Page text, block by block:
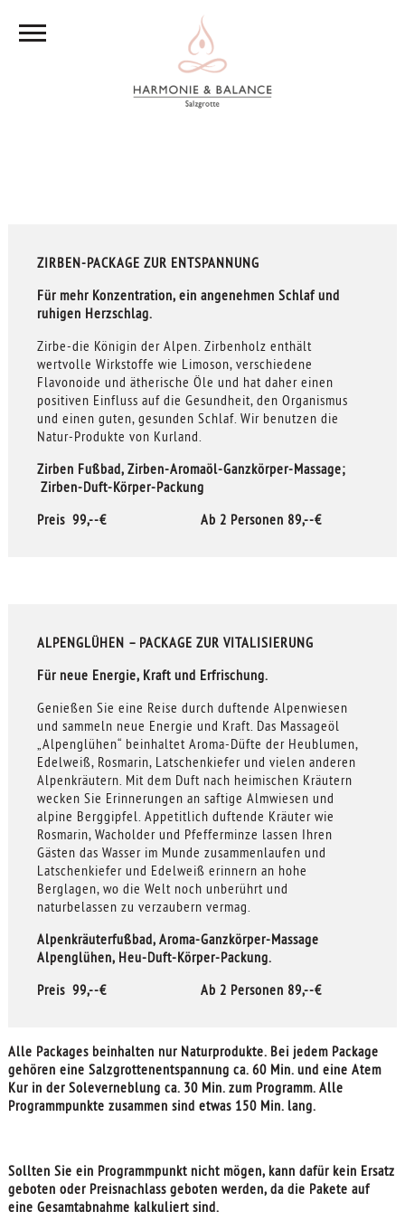
ZIRBEN-PACKAGE ZUR ENTSPANNUNG
Für mehr Konzentration, ein angenehmen Schlaf und
ruhigen Herzschlag.
Zirbe-die Königin der Alpen. Zirbenholz enthält
wertvolle Wirkstoffe wie Limoson, verschiedene
Flavonoide und ätherische Öle und hat daher einen
positiven Einfluss auf die Gesundheit, den Organismus
und einen guten, gesunden Schlaf. Wir benutzen die
Natur-Produkte von Kurland.
Zirben Fußbad, Zirben-Aromaöl-Ganzkörper-Massage;
Zirben-Duft-Körper-Packung
Preis 99,--€ Ab 2 Personen 89,--€
ALPENGLÜHEN – PACKAGE ZUR VITALISIERUNG
Für neue Energie, Kraft und Erfrischung.
Genießen Sie eine Reise durch duftende Alpenwiesen
und sammeln neue Energie und Kraft. Das Massageöl
„Alpenglühen“ beinhaltet Aroma-Düfte der Heublumen,
Edelweiß, Rosmarin, Latschenkiefer und vielen anderen
Alpenkräutern. Mit dem Duft nach heimischen Kräutern
wecken Sie Erinnerungen an saftige Almwiesen und
alpine Berggipfel. Appetitlich duftende Kräuter wie
Rosmarin, Wacholder und Pfefferminze lassen Ihren
Gästen das Wasser im Munde zusammenlaufen und
Latschenkiefer und Edelweiß erinnern an hohe
Berglagen, wo die Welt noch unberührt und
naturbelassen zu verzaubern vermag.
Alpenkräuterfußbad, Aroma-Ganzkörper-Massage
Alpenglühen, Heu-Duft-Körper-Packung.
Preis 99,--€ Ab 2 Personen 89,--€
Alle Packages beinhalten nur Naturprodukte. Bei jedem Package
gehören eine Salzgrottenentspannung ca. 60 Min. und eine Atem
Kur in der Soleverneblung ca. 30 Min. zum Programm. Alle
Programmpunkte zusammen sind etwas 150 Min. lang.
Sollten Sie ein Programmpunkt nicht mögen, kann dafür kein Ersatz
geboten oder Preisnachlass geboten werden, da die Pakete auf
eine Gesamtabnahme kalkuliert sind.